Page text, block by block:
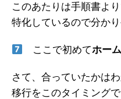
このあたりは手順書よ
特化しているので分かり
ここで初めてホー
さて、合っていたかは
移行をこのタイミングで